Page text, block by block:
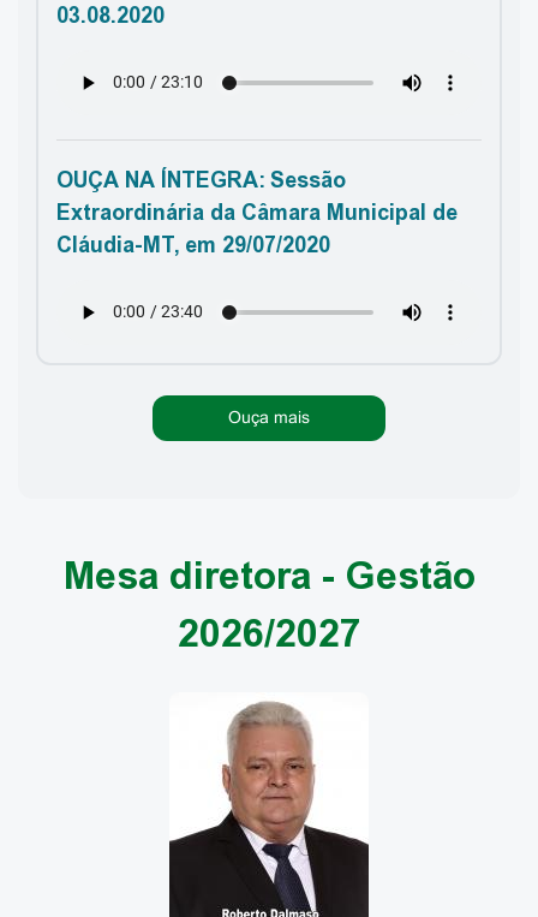
03.08.2020
OUÇA NA ÍNTEGRA: Sessão
Extraordinária da Câmara Municipal de
Cláudia-MT, em 29/07/2020
Ouça mais
Mesa diretora - Gestão
2026/2027